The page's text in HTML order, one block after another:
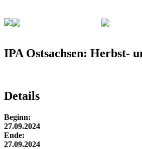
IPA Ostsachsen: Herbst-
Details
Beginn:
27.09.2024
Ende:
27.09.2024